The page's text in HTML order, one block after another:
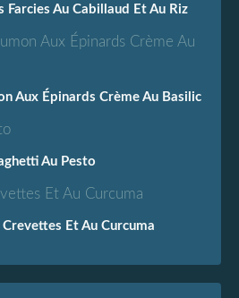
Farcies Au Cabillaud Et Au Riz
Aux Épinards Crème Au Basilic
Au Pesto
Crevettes Et Au Curcuma